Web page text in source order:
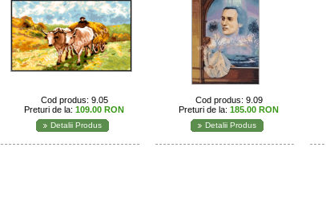
Cod produs: 9.05
Preturi de la: 109.00 RON
Detalii Produs
Cod produs: 9.09
Preturi de la: 185.00 RON
Detalii Produs